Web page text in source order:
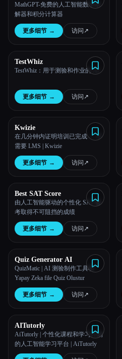
MathGPT-免费的人工智能数学求
解器和积分计算器
更多细节 → 访问 ↗︎
TestWhiz
TestWhiz：用于测验和作业的 AI
更多细节 → 访问 ↗︎
Kwizie
在几分钟内证明培训已完成 — 不
需要 LMS | Kwizie
更多细节 → 访问 ↗︎
Best SAT Score
由人工智能驱动的个性化 SAT 备
考取得不可阻挡的成绩
更多细节 → 访问 ↗︎
Quiz Generator AI
QuizMatic | AI 测验制作工具和
Yapay Zeka file Quiz Olustur
更多细节 → 访问 ↗︎
AITutorly
AiTutorly | 个性化课程和学习计划
的人工智能学习平台 | AiTutorly